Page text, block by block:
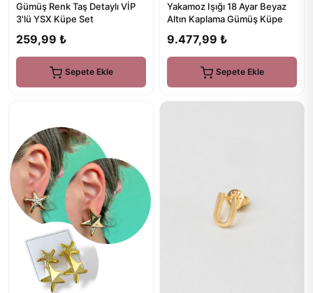
Gümüş Renk Taş Detaylı VİP
3'lü YSX Küpe Set
259,99 ₺
Sepete Ekle
Yakamoz Işığı 18 Ayar Beyaz
Altın Kaplama Gümüş Küpe
9.477,99 ₺
Sepete Ekle